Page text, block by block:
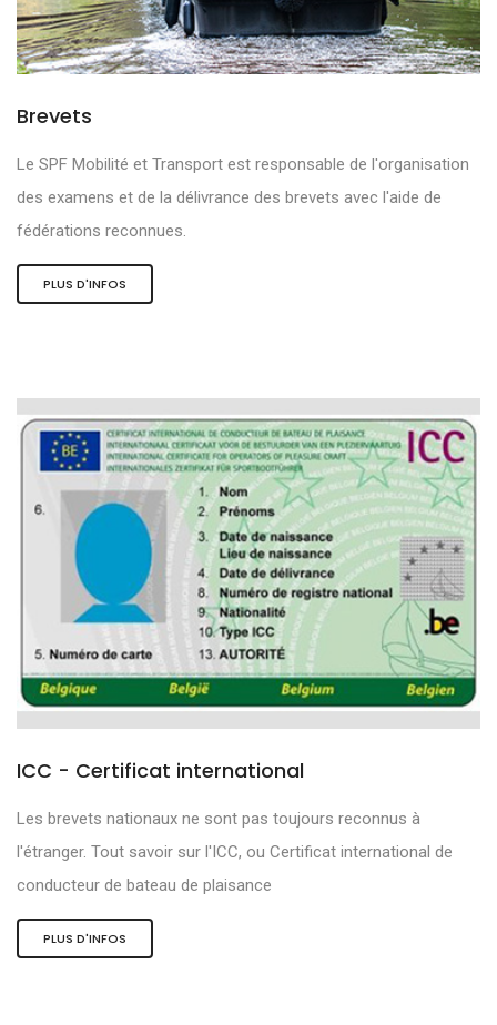
Brevets
Le SPF Mobilité et Transport est responsable de l'organisation
des examens et de la délivrance des brevets avec l'aide de
fédérations reconnues.
PLUS D'INFOS
ICC - Certificat international
Les brevets nationaux ne sont pas toujours reconnus à
l'étranger. Tout savoir sur l'ICC, ou Certificat international de
conducteur de bateau de plaisance
PLUS D'INFOS